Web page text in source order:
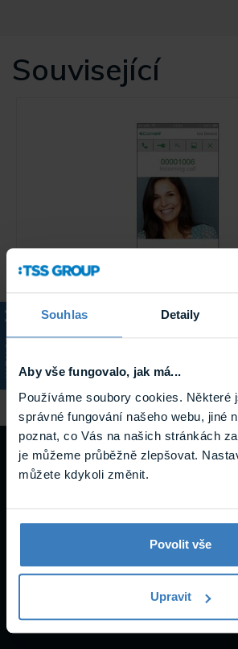
Souhlas Detaily
Aby vše fungovalo, jak má...
Používáme soubory cookies. Některé
správné fungování našeho webu, jiné
poznat, co Vás na našich stránkách
je můžeme průběžně zlepšovat.
můžete kdykoli změnit.
Povolit vše
Upravit
KATALOG
Související
Comelit aplikace pro Android a iOS
klientů. Samozřejmostí jsou důležité
Na cestě
ComelitVIP
Návody a
podpora